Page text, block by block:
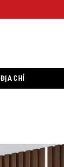
CHỈ